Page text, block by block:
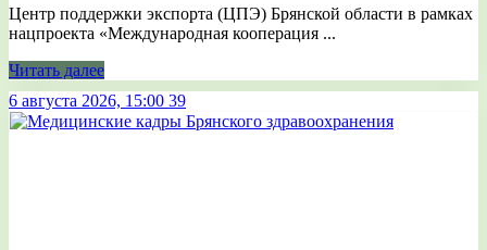
Центр поддержки экспорта (ЦПЭ) Брянской области в рамках
нацпроекта «Международная кооперация ...
Читать далее
6 августа 2026, 15:00 39